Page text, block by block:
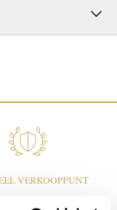
VERKOOPPUNT